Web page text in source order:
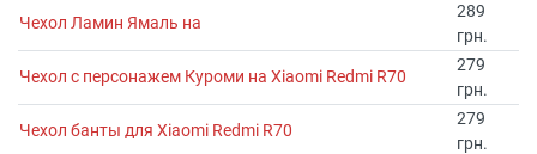
Чехол Ламин Ямаль на
289
грн.
Чехол с персонажем Куроми на Xiaomi Redmi R70
279
грн.
Чехол банты для Xiaomi Redmi R70
279
грн.